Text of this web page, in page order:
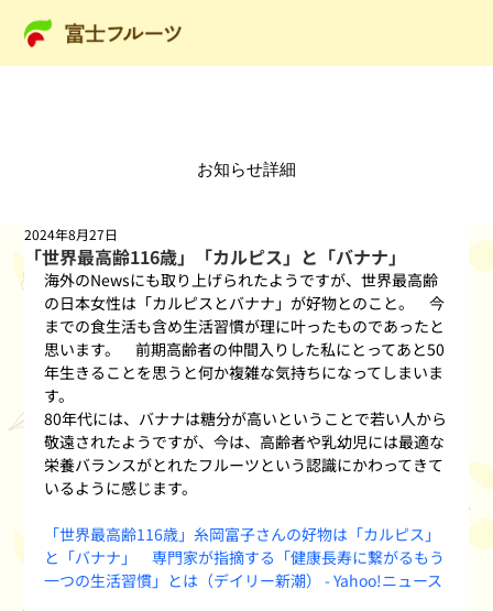
​お知らせ詳細
「世界最高齢116歳」「カルピス」と「バナナ」
2024年8月27日
海外のNewsにも取り上げられたようですが、世界最高齢
の日本女性は「カルピスとバナナ」が好物とのこと。　今
までの食生活も含め生活習慣が理に叶ったものであったと
思います。　前期高齢者の仲間入りした私にとってあと50
年生きることを思うと何か複雑な気持ちになってしまいま
す。
80年代には、バナナは糖分が高いということで若い人から
敬遠されたようですが、今は、高齢者や乳幼児には最適な
栄養バランスがとれたフルーツという認識にかわってきて
いるように感じます。
「世界最高齢116歳」糸岡富子さんの好物は「カルピス」
と「バナナ」　専門家が指摘する「健康長寿に繋がるもう
一つの生活習慣」とは（デイリー新潮） - Yahoo!ニュース